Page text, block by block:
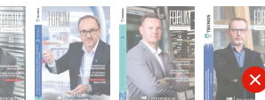
×